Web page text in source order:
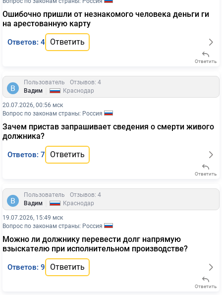
Ошибочно пришли от незнакомого человека деньги ги
на арестованную карту
Ответов: 4 Ответить
Ответить
Пользователь
Отзывов: 4
Вадим
Краснодар
20.07.2026, 00:56 мск
Вопрос по законам страны: Россия
Зачем пристав запрашивает сведения о смерти живого
должника?
Ответов: 7 Ответить
Ответить
Пользователь
Отзывов: 4
Вадим
Краснодар
19.07.2026, 15:49 мск
Вопрос по законам страны: Россия
Можно ли должнику перевести долг напрямую
взыскателю при исполнительном производстве?
Ответов: 9 Ответить
Ответить